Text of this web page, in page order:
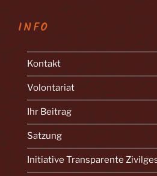
INFO
Kontakt
Volontariat
Ihr Beitrag
Satzung
Initiative Transparente